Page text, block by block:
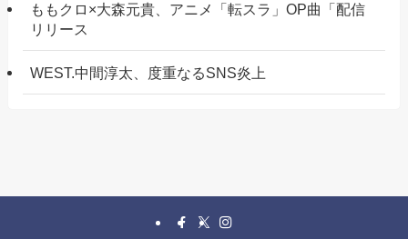
ももクロ×大森元貴、アニメ「転スラ」OP曲「配信
リリース
WEST.中間淳太、度重なるSNS炎上